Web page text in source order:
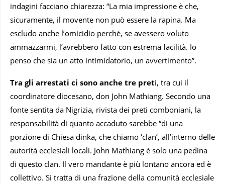
indagini facciano chiarezza: “La mia impressione è che,
sicuramente, il movente non può essere la rapina. Ma
escludo anche l’omicidio perché, se avessero voluto
ammazzarmi, l’avrebbero fatto con estrema facilità. Io
penso che sia un atto intimidatorio, un avvertimento”.
Tra gli arrestati ci sono anche tre preti, tra cui il
coordinatore diocesano, don John Mathiang. Secondo una
fonte sentita da Nigrizia, rivista dei preti comboniani, la
responsabilità di quanto accaduto sarebbe “di una
porzione di Chiesa dinka, che chiamo ‘clan’, all’interno delle
autorità ecclesiali locali. John Mathiang è solo una pedina
di questo clan. Il vero mandante è più lontano ancora ed è
collettivo. Si tratta di una frazione della comunità ecclesiale